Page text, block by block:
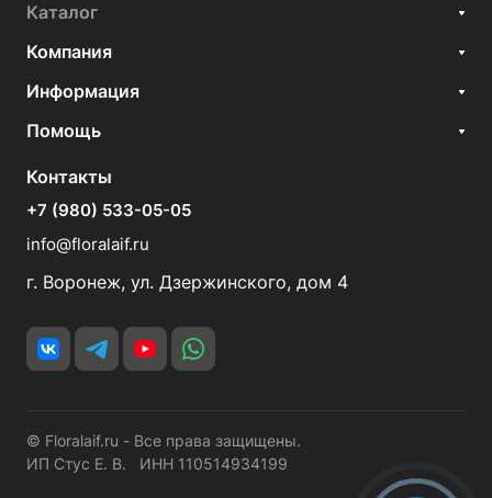
Каталог
Компания
Информация
Помощь
Контакты
+7 (980) 533-05-05
info@floralaif.ru
г. Воронеж, ул. Дзержинского, дом 4
© Floralaif.ru - Все права защищены.
ИП Стус Е. В. ИНН 110514934199